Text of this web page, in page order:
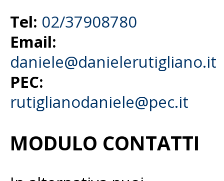
Tel: 02/37908780
Email:
daniele@danielerutigliano.it
PEC:
rutiglianodaniele@pec.it
MODULO CONTATTI